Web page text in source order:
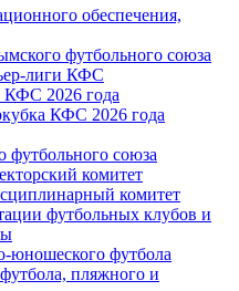
обеспечения,
футбольного союза
лиги КФС
КФС 2026 года
КФС 2026 года
союза
комитет
комитет
футбольных клубов и
юношеского футбола
пляжного и